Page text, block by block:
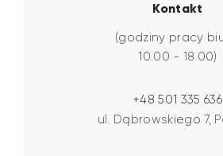
Kontakt
(godziny pracy
10.00 - 18.00)
ul. Dąbrowskiego 7,
+48 501 335 636